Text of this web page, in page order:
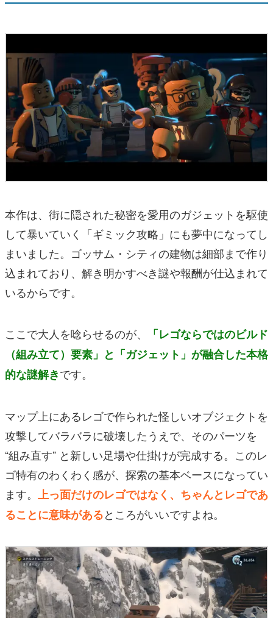
本作は、街に隠された秘密を愛用のガジェットを駆使
して暴いていく「ギミック攻略」にも夢中になってし
まいました。ゴッサム・シティの建物は細部まで作り
込まれており、解き明かすべき謎や報酬が仕込まれて
いるからです。
ここで大人を唸らせるのが、
「レゴならではのビルド
（組み立て）要素」と「ガジェット」が融合した本格
的な謎解きです。
マップ上にあるレゴで作られた怪しいオブジェクトを
攻撃してバラバラに破壊したうえで、そのパーツを
“組み直す” と新しい足場や仕掛けが完成する。このレ
ゴ特有のわくわく感が、探索の基本ベースになってい
ます。 上っ面だけのレゴではなく、ちゃんとレゴであ
ることに意味があるところがいいですよね。